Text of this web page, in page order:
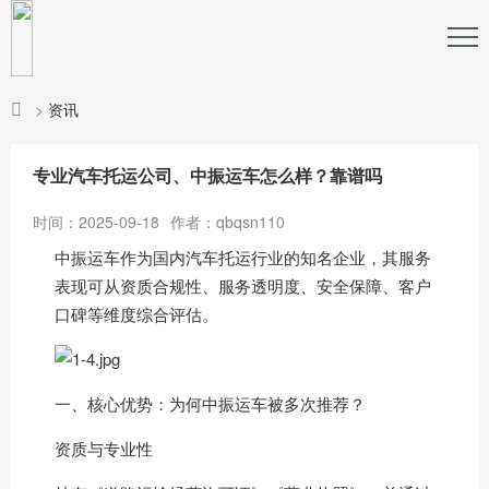
> 资讯
专业汽车托运公司、中振运车怎么样？靠谱吗
时间：2025-09-18 作者：qbqsn110
中振运车作为国内汽车托运行业的知名企业，其服务
表现可从资质合规性、服务透明度、安全保障、客户
口碑等维度综合评估。
一、核心优势：为何中振运车被多次推荐？
资质与专业性